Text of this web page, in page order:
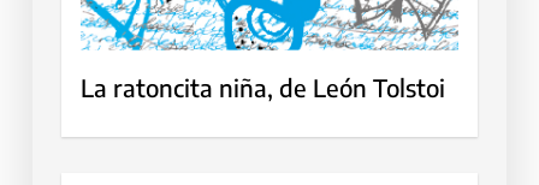
La ratoncita niña, de León Tolstoi